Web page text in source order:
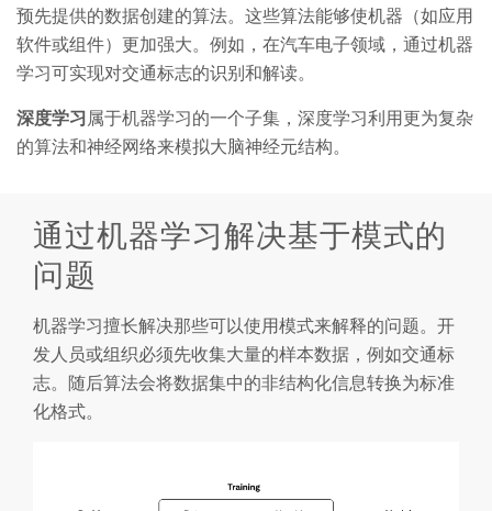
预先提供的数据创建的算法。这些算法能够使机器（如应用
软件或组件）更加强大。例如，在汽车电子领域，通过机器
学习可实现对交通标志的识别和解读。
深度学习属于机器学习的一个子集，深度学习利用更为复杂
的算法和神经网络来模拟大脑神经元结构。
通过机器学习解决基于模式的
问题
机器学习擅长解决那些可以使用模式来解释的问题。开
发人员或组织必须先收集大量的样本数据，例如交通标
志。随后算法会将数据集中的非结构化信息转换为标准
化格式。